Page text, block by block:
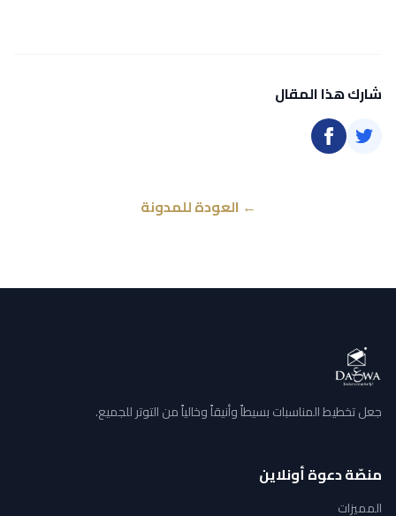
شارك هذا المقال
← العودة للمدونة
جعل تخطيط المناسبات بسيطاً وأنيقاً وخالياً من التوتر للجميع.
منصّة دعوة أونلاين
المميزات